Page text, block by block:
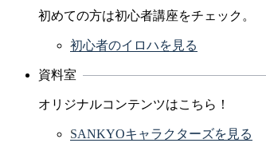
初めての方は初心者講座をチェック。
初心者のイロハを見る
資料室
オリジナルコンテンツはこちら！
SANKYOキャラクターズを見る